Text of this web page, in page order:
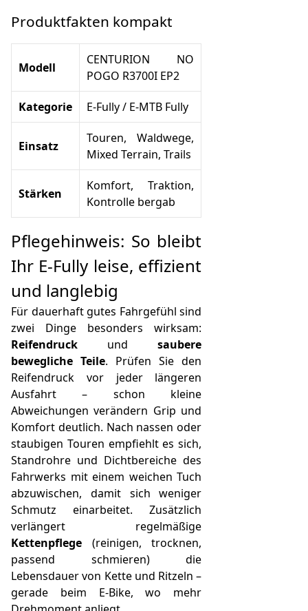
Produktfakten kompakt
Modell
CENTURION NO
POGO R3700I EP2
Kategorie E-Fully / E-MTB Fully
Einsatz
Touren, Waldwege,
Mixed Terrain, Trails
Stärken
Komfort, Traktion,
Kontrolle bergab
Pflegehinweis: So bleibt
Ihr E-Fully leise, effizient
und langlebig
Für dauerhaft gutes Fahrgefühl sind
zwei Dinge besonders wirksam:
Reifendruck undsaubere
bewegliche Teile. Prüfen Sie den
Reifendruck vor jeder längeren
Ausfahrt – schon kleine
Abweichungen verändern Grip und
Komfort deutlich. Nach nassen oder
staubigen Touren empfiehlt es sich,
Standrohre und Dichtbereiche des
Fahrwerks mit einem weichen Tuch
abzuwischen, damit sich weniger
Schmutz einarbeitet. Zusätzlich
verlängert regelmäßige
Kettenpflege (reinigen, trocknen,
passend schmieren) die
Lebensdauer von Kette und Ritzeln –
gerade beim E-Bike, wo mehr